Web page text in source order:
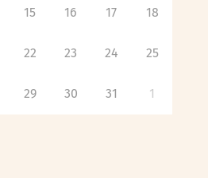
15 16 17 18
22 23 24 25
29 30 31 1